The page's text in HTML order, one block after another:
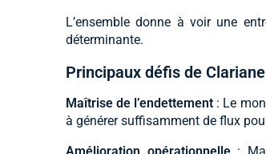
L’ensemble donne à voir une
déterminante.
Principaux défis de Clariane
Maîtrise de l’endettement : Le
à générer suffisamment de flux